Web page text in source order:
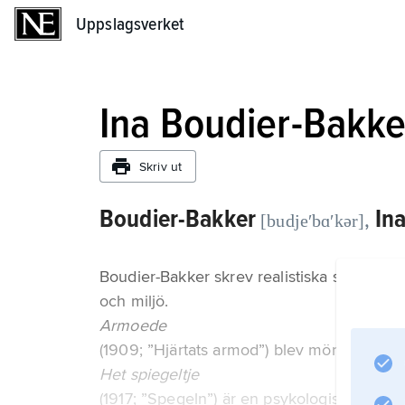
Uppslagsverket
Ina Boudier-
Skriv ut
Boudier-Bakker [budjeʹbɑʹkər],
Boudier-Bakker skrev realistiska
och miljö.
Armoede
(1909; ”Hjärtats armod”) blev
Het spiegeltje
(1917; ”Spegeln”) är en psykologisk